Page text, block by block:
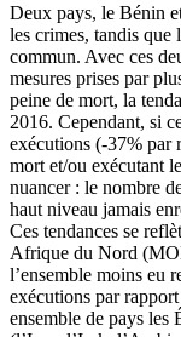
Deux pays, le Bénin
les crimes, tandis que
commun. Avec ces
mesures prises par
peine de mort, la
2016. Cependant, si
exécutions (-37% par
mort et/ou exécutant
nuancer : le nombre
haut niveau jamais
Ces tendances se
Afrique du Nord
l’ensemble moins eu
exécutions par
ensemble de pays les